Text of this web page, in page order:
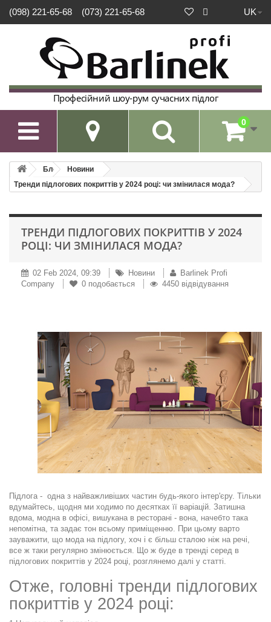
UK
(098) 221-65-68 (073) 221-65-68
Професійний шоу-рум сучасних підлог
 0
Блог
Новини
Тренди підлогових покриттів у 2024 році: чи змінилася мода?
ТРЕНДИ ПІДЛОГОВИХ ПОКРИТТІВ У 2024
РОЦІ: ЧИ ЗМІНИЛАСЯ МОДА?
02 Feb 2024, 09:39 Новини
Barlinek Profi
Company
0 подобається 4450 відвідування
Підлога - одна з найважливіших частин будь-якого інтер'єру. Тільки
вдумайтесь, щодня ми ходимо по десятках її варіацій. Затишна
вдома, модна в офісі, вишукана в ресторані - вона, начебто така
непомітна, та задає тон всьому приміщенню. При цьому варто
зауважити, що мода на підлогу, хоч і є більш сталою ніж на речі,
все ж таки регулярно змінюється. Що ж буде в тренді серед в
підлогових покриттів у 2024 році, розглянемо далі у статті.
Отже, головні тренди підлогових
покриттів у 2024 році: